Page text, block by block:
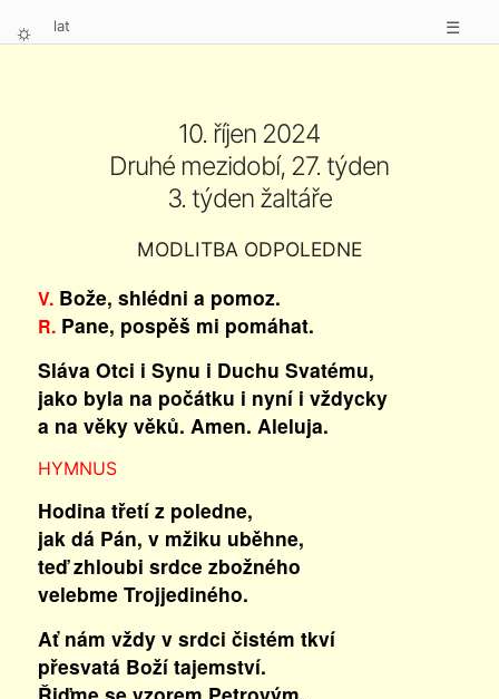
⛭ lat ☰
10. říjen 2024
Druhé mezidobí, 27. týden
3. týden žaltáře
MODLITBA ODPOLEDNE
V.Bože, shlédni a pomoz.
R.Pane, pospěš mi pomáhat.
Sláva Otci i Synu i Duchu Svatému,
jako byla na počátku i nyní i vždycky
a na věky věků. Amen. Aleluja.
HYMNUS
Hodina třetí z poledne,
jak dá Pán, v mžiku uběhne,
teď zhloubi srdce zbožného
velebme Trojjediného.
Ať nám vždy v srdci čistém tkví
přesvatá Boží tajemství.